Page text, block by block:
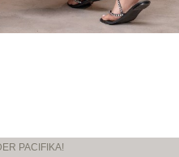
PACIFIKA!